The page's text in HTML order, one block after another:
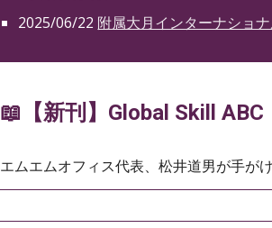
2025/06/22 附属大月インターナショ
📖【新刊】Global Skill ABC
エムエムオフィス代表、松井道男が手が